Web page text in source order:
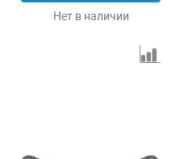
Нет в наличии